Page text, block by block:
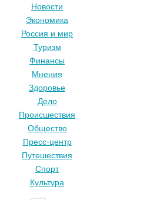
Новости
Экономика
Россия и мир
Туризм
Финансы
Мнения
Здоровье
Дело
Происшествия
Общество
Пресс-центр
Путешествия
Спорт
Культура